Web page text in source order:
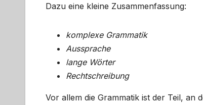
Dazu eine kleine Zusammenfassung:
komplexe Grammatik
Aussprache
lange Wörter
Rechtschreibung
Vor allem die Grammatik ist der Teil, an